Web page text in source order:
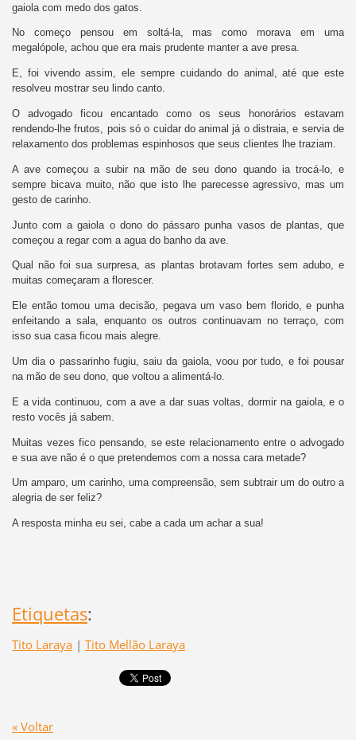
gaiola com medo dos gatos.
No começo pensou em soltá-la, mas como morava em uma
megalópole, achou que era mais prudente manter a ave presa.
E, foi vivendo assim, ele sempre cuidando do animal, até que este
resolveu mostrar seu lindo canto.
O advogado ficou encantado como os seus honorários estavam
rendendo-lhe frutos, pois só o cuidar do animal já o distraia, e servia de
relaxamento dos problemas espinhosos que seus clientes lhe traziam.
A ave começou a subir na mão de seu dono quando ia trocá-lo, e
sempre bicava muito, não que isto lhe parecesse agressivo, mas um
gesto de carinho.
Junto com a gaiola o dono do pássaro punha vasos de plantas, que
começou a regar com a agua do banho da ave.
Qual não foi sua surpresa, as plantas brotavam fortes sem adubo, e
muitas começaram a florescer.
Ele então tomou uma decisão, pegava um vaso bem florido, e punha
enfeitando a sala, enquanto os outros continuavam no terraço, com
isso sua casa ficou mais alegre.
Um dia o passarinho fugiu, saiu da gaiola, voou por tudo, e foi pousar
na mão de seu dono, que voltou a alimentá-lo.
E a vida continuou, com a ave a dar suas voltas, dormir na gaiola, e o
resto vocês já sabem.
Muitas vezes fico pensando, se este relacionamento entre o advogado
e sua ave não é o que pretendemos com a nossa cara metade?
Um amparo, um carinho, uma compreensão, sem subtrair um do outro a
alegria de ser feliz?
A resposta minha eu sei, cabe a cada um achar a sua!
Etiquetas:
Tito Laraya | Tito Mellão Laraya
« Voltar